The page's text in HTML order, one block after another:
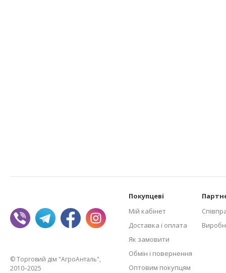
© Торговий дім "АгроАнталь",
2010–2025
Покупцеві
Мій кабінет
Доставка і оплата
Як замовити
Обмін і повернення
Оптовим покупцям